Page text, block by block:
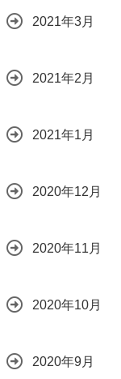
2021年3月
2021年2月
2021年1月
2020年12月
2020年11月
2020年10月
2020年9月